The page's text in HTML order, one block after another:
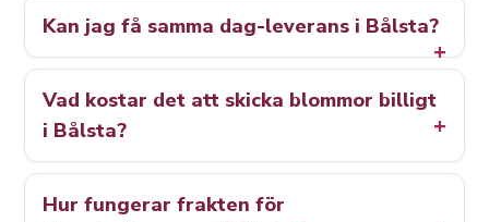
Kan jag få samma dag-leverans i Bålsta?
Vad kostar det att skicka blommor billigt
i Bålsta?
Hur fungerar frakten för